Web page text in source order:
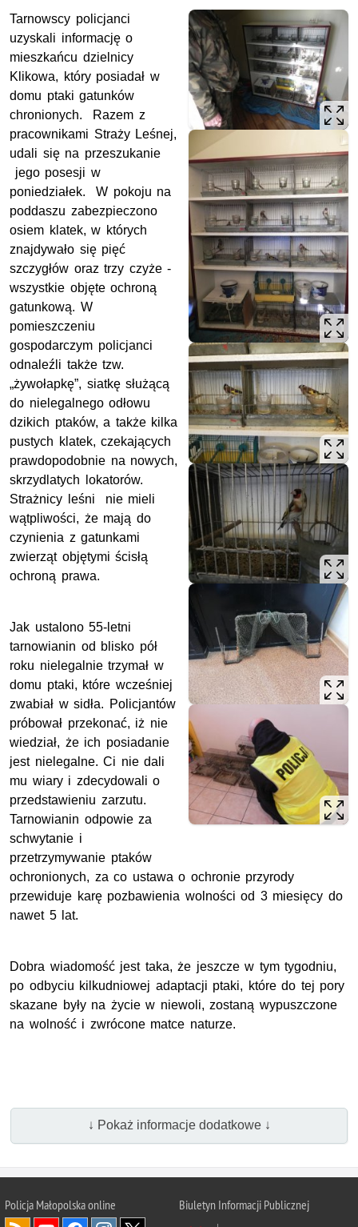
Tarnowscy policjanci
uzyskali informację o
mieszkańcu dzielnicy
Klikowa, który posiadał w
domu ptaki gatunków
chronionych. Razem z
pracownikami Straży Leśnej,
udali się na przeszukanie
jego posesji w
poniedziałek. W pokoju na
poddaszu zabezpieczono
osiem klatek, w których
znajdywało się pięć
szczygłów oraz trzy czyże -
wszystkie objęte ochroną
gatunkową. W
pomieszczeniu
gospodarczym policjanci
odnaleźli także tzw.
„żywołapkę”, siatkę służącą
do nielegalnego odłowu
dzikich ptaków, a także kilka
pustych klatek, czekających
prawdopodobnie na nowych,
skrzydlatych lokatorów.
Strażnicy leśni nie mieli
wątpliwości, że mają do
czynienia z gatunkami
zwierząt objętymi ścisłą
ochroną prawa.
Jak ustalono 55-letni
tarnowianin od blisko pół
roku nielegalnie trzymał w
domu ptaki, które wcześniej
zwabiał w sidła. Policjantów
próbował przekonać, iż nie
wiedział, że ich posiadanie
jest nielegalne. Ci nie dali
mu wiary i zdecydowali o
przedstawieniu zarzutu.
Tarnowianin odpowie za
schwytanie i
przetrzymywanie ptaków
ochronionych, za co ustawa o ochronie przyrody
przewiduje karę pozbawienia wolności od 3 miesięcy do
nawet 5 lat.
Dobra wiadomość jest taka, że jeszcze w tym tygodniu,
po odbyciu kilkudniowej adaptacji ptaki, które do tej pory
skazane były na życie w niewoli, zostaną wypuszczone
na wolność i zwrócone matce naturze.
↓ Pokaż informacje dodatkowe ↓
Policja Małopolska online
Biuletyn Informacji Publicznej